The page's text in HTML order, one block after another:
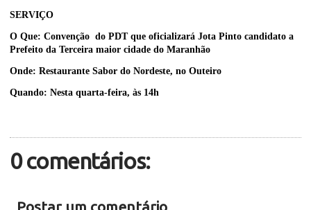
SERVIÇO
O Que: Convenção do PDT que oficializará Jota Pinto candidato a
Prefeito da Terceira maior cidade do Maranhão
Onde: Restaurante Sabor do Nordeste, no Outeiro
Quando: Nesta quarta-feira, às 14h
0 comentários:
Postar um comentário